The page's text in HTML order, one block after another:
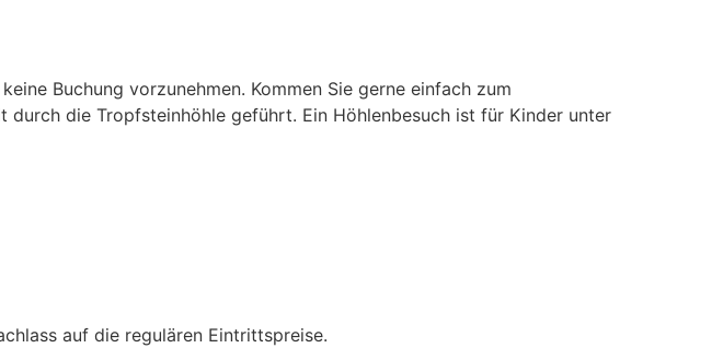
Buchung vorzunehmen. Kommen Sie gerne einfach zum
durch die Tropfsteinhöhle geführt. Ein Höhlenbesuch ist für Kinder unter
auf die regulären Eintrittspreise.